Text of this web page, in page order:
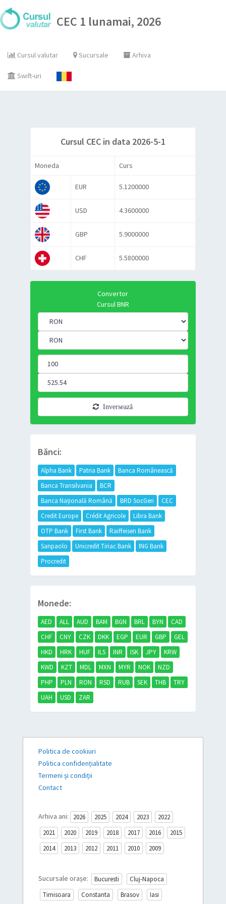
CEC 1 lunamai, 2026
Cursul valutar Sucursale Arhiva
Swift-uri
Cursul CEC in data 2026-5-1
Moneda Curs
EUR 5.1200000
USD 4.3600000
GBP 5.9000000
CHF 5.5800000
Convertor
Cursul BNR
Inversează
Bănci:
Alpha Bank Patria Bank
Banca Românească
Banca Transilvania
BCR
Banca Națională Română
BRD SocGen
CEC
Credit Europe
Crédit Agricole
Libra Bank
OTP Bank
First Bank
Raiffeisen Bank
Sanpaolo
Unicredit Tiriac Bank
ING Bank
Procredit
Monede:
AED ALL AUD BAM BGN BRL BYN
CAD
CHF
CNY CZK DKK EGP EUR GBP
GEL
HKD
HRK HUF ILS INR ISK JPY
KRW
KWD
KZT MDL MXN MYR NOK
NZD
PHP
PLN RON RSD RUB SEK THB
TRY
UAH
USD ZAR
Politica de cookiuri
Politica confidențialitate
Termeni și condiții
Contact
Arhiva ani: 2026 2025 2024 2023
2022
2021
2020 2019 2018 2017 2016
2015
2014
2013 2012 2011 2010 2009
Sucursale orașe: Bucuresti
Cluj-Napoca
Timisoara
Constanta Brasov Iasi